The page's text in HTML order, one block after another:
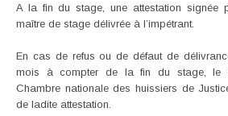
A la fin du stage, une attestation signée
maître de stage délivrée à l’impétrant.
En cas de refus ou de défaut de
mois à compter de la fin du stage, le
Chambre nationale des huissiers de
de ladite attestation.